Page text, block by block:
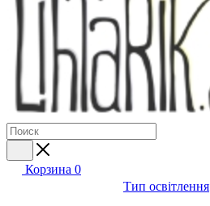
Корзина 0
Тип освітлення